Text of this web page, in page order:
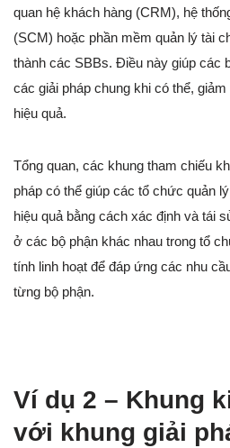
quan hệ khách hàng (CRM), hệ
(SCM) hoặc phần mềm quản lý tài
thành các SBBs. Điều này giúp các
các giải pháp chung khi có thể,
hiệu quả.
Tổng quan, các khung tham chiếu
pháp có thể giúp các tổ chức quản
hiệu quả bằng cách xác định và tái
ở các bộ phận khác nhau trong tổ
tính linh hoạt để đáp ứng các nhu
từng bộ phận.
Ví dụ 2 – Khung
với khung giải